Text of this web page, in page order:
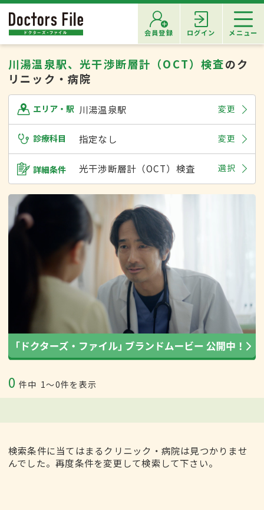
会員登録 ログイン メニュー
川湯温泉駅、光干渉断層計（OCT）検査のク
リニック・病院
エリア・駅 川湯温泉駅 変更
診療科目 指定なし 変更
詳細条件 光干渉断層計（OCT）検査 選択
0 件中 1〜0件を表示
検索条件に当てはまるクリニック・病院は見つかりませ
んでした。再度条件を変更して検索して下さい。